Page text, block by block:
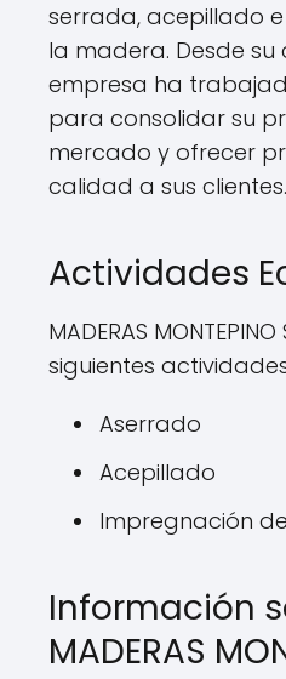
serrada, acepillado
la madera. Desde su
empresa ha
para consolidar su
mercado y ofrecer
calidad a sus clientes.
Actividades
MADERAS
siguientes
Aserrado
Acepillado
Impregnación
Información
MADERAS